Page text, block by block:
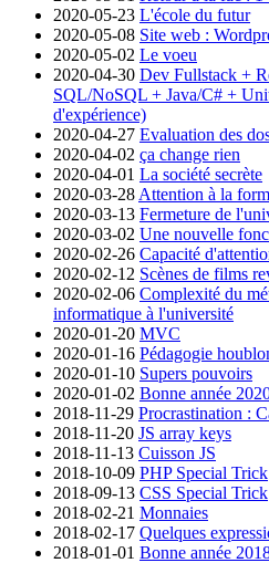
2020-05-23 L'école du futur
2020-05-08 Site web :
2020-05-02 Le voeu
2020-04-30 Dev Fullstack +
SQL/NoSQL + Java/C# +
d'expérience)
2020-04-27 Evaluation des
2020-04-02 ça change rien
2020-04-01 La société secrète
2020-03-28 Attention à la
2020-03-13 Fermeture de
2020-03-02 Une nouvelle
2020-02-26 Capacité
2020-02-12 Scènes de films
2020-02-06 Complexité du
informatique à l'université
2020-01-20 MVC
2020-01-16 Pédagogie
2020-01-10 Supers pouvoirs
2020-01-02 Bonne année
2018-11-29 Procrastination :
2018-11-20 JS array keys
2018-11-13 Cuisson JS
2018-10-09 PHP Special Trick
2018-09-13 CSS Special Trick
2018-02-21 Monnaies
2018-02-17 Quelques
2018-01-01 Bonne année